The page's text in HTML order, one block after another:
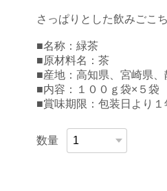
さっぱりとした飲みごこ
■名称：緑茶
■原材料名：茶
■産地：高知県、宮崎県、
■内容：１００ｇ袋×５袋
■賞味期限：包装日より１
数量